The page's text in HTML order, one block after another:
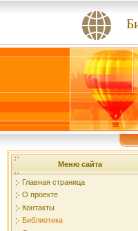
Меню сайта
Главная страница
О проекте
Контакты
Библиотека